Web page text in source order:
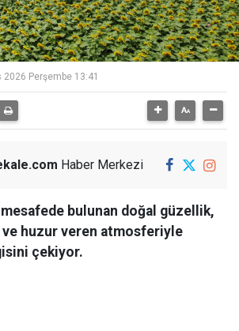
Perşembe 13:41
Haber Merkezi
mesafede bulunan doğal güzellik,
ve huzur veren atmosferiyle
çekiyor.